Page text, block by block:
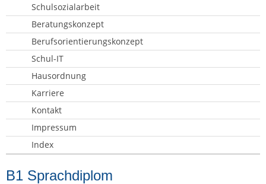
Schulsozialarbeit
Beratungskonzept
Berufsorientierungskonzept
Schul-IT
Hausordnung
Karriere
Kontakt
Impressum
Index
B1 Sprachdiplom